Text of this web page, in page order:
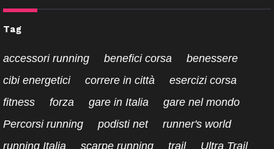
Tag
accessori running benefici corsa
benessere
cibi energetici
correre in città
esercizi corsa
fitness
forza gare in Italia
gare nel mondo
Percorsi running
podisti net
runner's world
running Italia
scarpe running trail
Ultra Trail